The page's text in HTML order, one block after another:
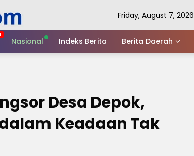
Friday, August 7, 2026
Nasional Indeks Berita Berita Daerah
Desa Depok,
Keadaan Tak